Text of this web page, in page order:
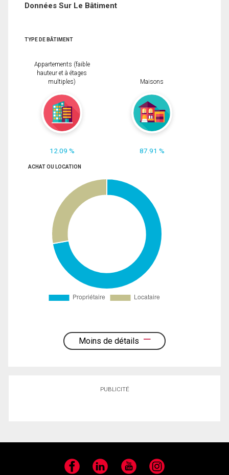
Données Sur Le Bâtiment
TYPE DE BÂTIMENT
Appartements (faible
hauteur et à étages
multiples)
12.09 %
Maisons
87.91 %
ACHAT OU LOCATION
Moins de détails
PUBLICITÉ
Facebook LinkedIn YouTube Instagram